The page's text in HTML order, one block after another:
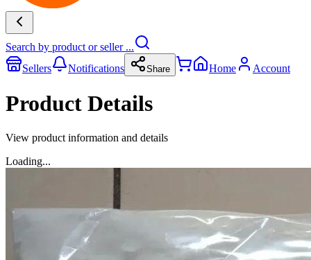
Search by product or seller ...
Sellers
Notifications Share Home Account
Product Details
View product information and details
Loading...